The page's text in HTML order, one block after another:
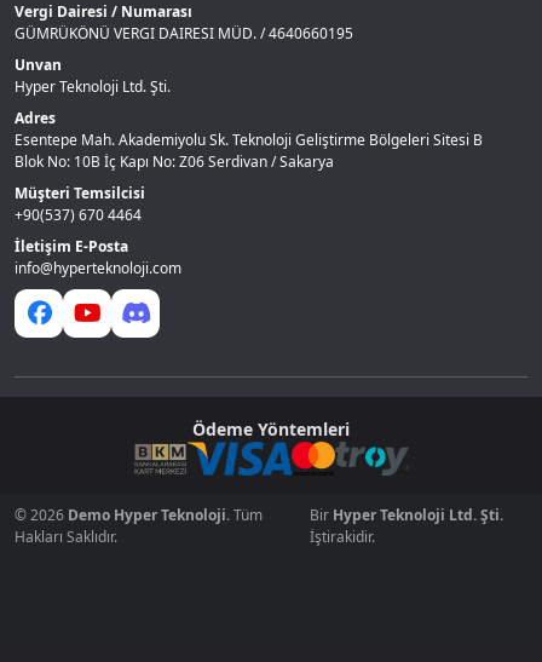
Vergi Dairesi / Numarası
GÜMRÜKÖNÜ VERGI DAIRESI MÜD. / 4640660195
Unvan
Hyper Teknoloji Ltd. Şti.
Adres
Esentepe Mah. Akademiyolu Sk. Teknoloji Geliştirme Bölgeleri Sitesi B
Blok No: 10B İç Kapı No: Z06 Serdivan / Sakarya
Müşteri Temsilcisi
+90(537) 670 4464
İletişim E-Posta
info@hyperteknoloji.com
Ödeme Yöntemleri
© 2026 Demo Hyper Teknoloji. Tüm
Hakları Saklıdır.
Bir Hyper Teknoloji Ltd. Şti.
İştirakidir.